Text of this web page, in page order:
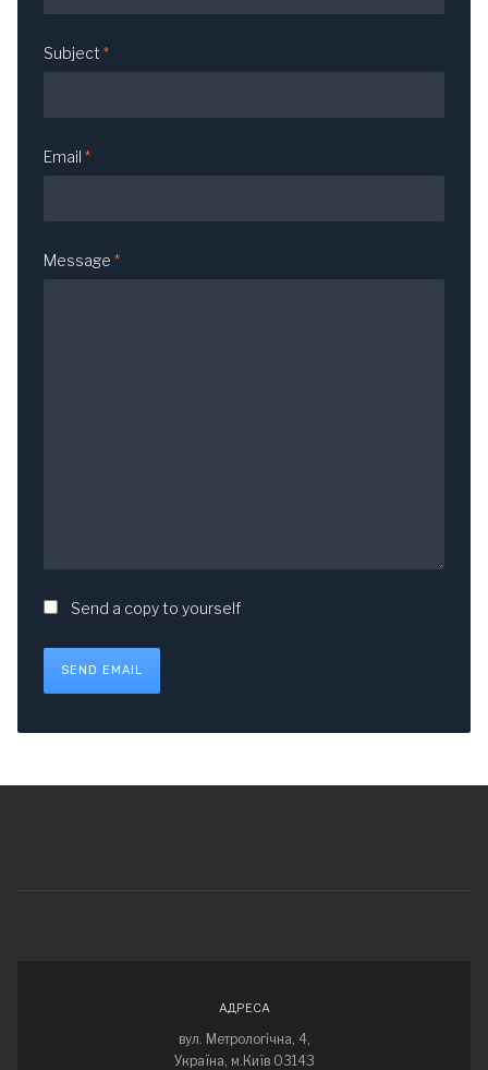
Subject *
Email *
Message *
Send a copy to yourself
SEND EMAIL
АДРЕСА
вул. Метрологічна, 4,
Україна, м.Київ 03143